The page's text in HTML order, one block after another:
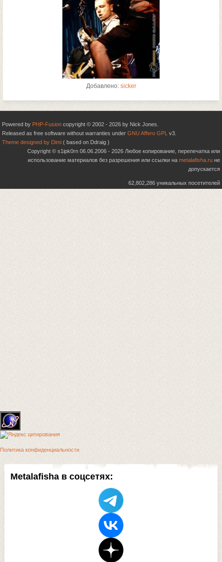
Metalafisha в соцсетях:
Добавлено: sicker
Powered by PHP-Fusion copyright © 2002 - 2026 by Nick Jones.
Released as free software without warranties under GNU Affero GPL v3.
Theme designed by Dimi ( based on Ddraig )
Copyright © s1ipk0rn 06.06.2006 - 2026 Любое копирование, перепечатка или
использование материалов без разрешения или ссылки на metalafisha.ru не
допускается
62,802,286 уникальных посетителей
Политика конфиденциальности